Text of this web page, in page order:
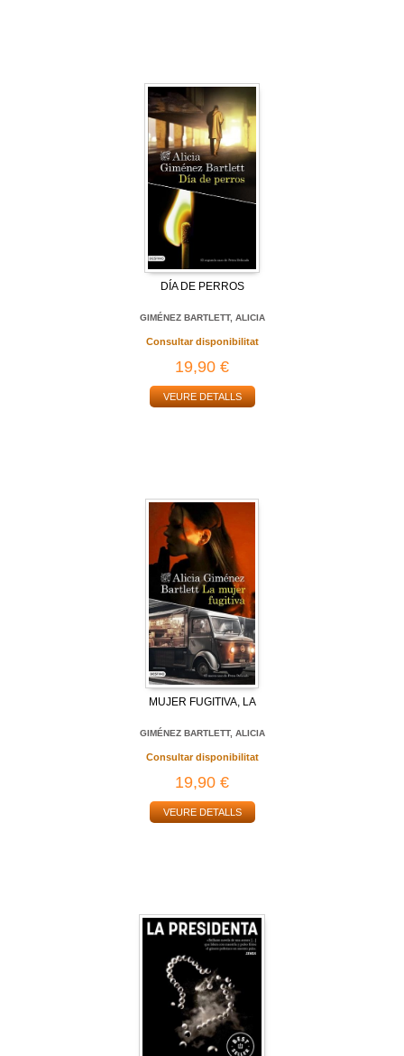
DÍA DE PERROS
GIMÉNEZ BARTLETT, ALICIA
Consultar disponibilitat
19,90 €
VEURE DETALLS
MUJER FUGITIVA, LA
GIMÉNEZ BARTLETT, ALICIA
Consultar disponibilitat
19,90 €
VEURE DETALLS